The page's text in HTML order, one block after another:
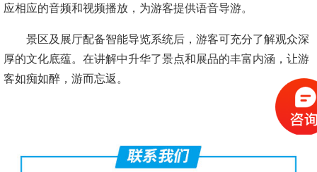
应相应的音频和视频播放，为游客提供语音导游。
景区及展厅配备智能导览系统后，游客可充分了解观众深
厚的文化底蕴。在讲解中升华了景点和展品的丰富内涵，让游
客如痴如醉，游而忘返。